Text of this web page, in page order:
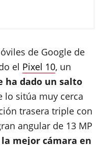
de Google de
el Pixel 10, un
ha dado un salto
lo sitúa muy cerca
trasera triple con
angular de 13 MP
la mejor cámara en